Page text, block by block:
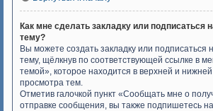
Как мне сделать закладку или подписаться
тему?
Вы можете создать закладку или подписаться
тему, щёлкнув по соответствующей ссылке в
темой», которое находится в верхней и
просмотра тем.
Отметив галочкой пункт «Сообщать мне о
отправке сообщения, вы также подпишетесь